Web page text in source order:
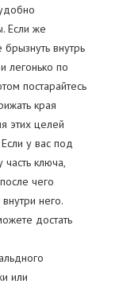
Если же
внутрь
легонько по
постарайтесь
края
этих целей
у вас под
часть ключа,
чего
него.
достать
или